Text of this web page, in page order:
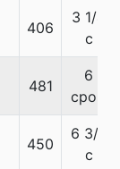
406
3 1/4
c
481
6
cpos.
450
6 3/4
c